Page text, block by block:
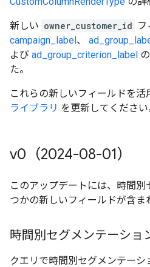
新しい owner_customer_id フ
campaign_label、
よび ad_group_criterion_label
た。
これらの新しいフィールドを活
ライブラリ を更新してください
v0（2024-08-01）
このアップデートには、時間別
つかの新しいフィールドが含ま
時間別セグメンテーショ
クエリで時間別セグメンテー